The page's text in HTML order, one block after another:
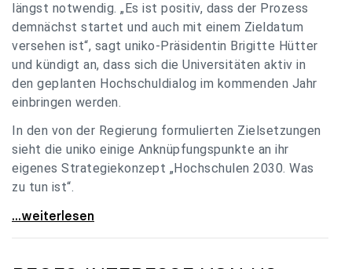
längst notwendig. „Es ist positiv, dass der Prozess
demnächst startet und auch mit einem Zieldatum
versehen ist“, sagt uniko-Präsidentin Brigitte Hütter
und kündigt an, dass sich die Universitäten aktiv in
den geplanten Hochschuldialog im kommenden Jahr
einbringen werden.
In den von der Regierung formulierten Zielsetzungen
sieht die uniko einige Anknüpfungspunkte an ihr
eigenes Strategiekonzept „Hochschulen 2030. Was
zu tun ist“.
Universitäten: Hochschulstrategie 2040 muss eine
...weiterlesen